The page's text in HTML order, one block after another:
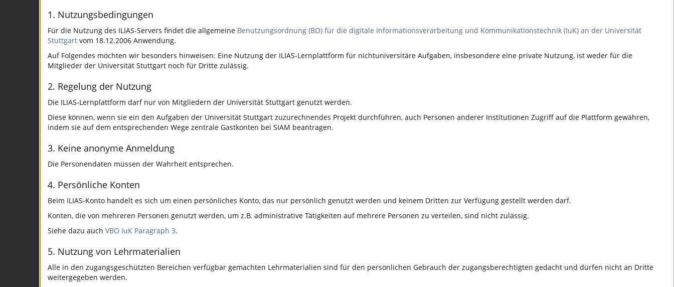
1. Nutzungsbedingungen
Für die Nutzung des ILIAS-Servers findet die allgemeine Benutzungsordnung (BO) für die digitale Informationsverarbeitung und Kommunikationstechnik (IuK) an der Universität
Stuttgart vom 18.12.2006 Anwendung.
Auf Folgendes möchten wir besonders hinweisen: Eine Nutzung der ILIAS-Lernplattform für nichtuniversitäre Aufgaben, insbesondere eine private Nutzung, ist weder für die
Mitglieder der Universität Stuttgart noch für Dritte zulässig.
2. Regelung der Nutzung
Die ILIAS-Lernplattform darf nur von Mitgliedern der Universität Stuttgart genutzt werden.
Diese können, wenn sie ein den Aufgaben der Universität Stuttgart zuzurechnendes Projekt durchführen, auch Personen anderer Institutionen Zugriff auf die Plattform gewähren,
indem sie auf dem entsprechenden Wege zentrale Gastkonten bei SIAM beantragen.
3. Keine anonyme Anmeldung
Die Personendaten müssen der Wahrheit entsprechen.
4. Persönliche Konten
Beim ILIAS-Konto handelt es sich um einen persönliches Konto, das nur persönlich genutzt werden und keinem Dritten zur Verfügung gestellt werden darf.
Konten, die von mehreren Personen genutzt werden, um z.B. administrative Tätigkeiten auf mehrere Personen zu verteilen, sind nicht zulässig.
Siehe dazu auch VBO IuK Paragraph 3.
5. Nutzung von Lehrmaterialien
Alle in den zugangsgeschützten Bereichen verfügbar gemachten Lehrmaterialien sind für den persönlichen Gebrauch der zugangsberechtigten gedacht und dürfen nicht an Dritte
weitergegeben werden.